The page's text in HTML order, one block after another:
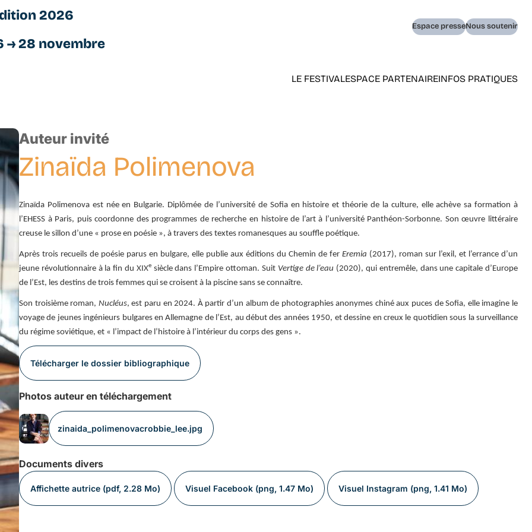
2026
→ 28 novembre
Navigation
LE FESTIVALESPACE PARTENAIREINFOS PRATIQUES
Navigation
Espace presseNous soutenir
Auteur invité
Zinaïda Polimenova
Zinaïda Polimenova est née en Bulgarie. Diplômée de l’université de Sofia en histoire et théorie de la culture, elle achève sa formation à
l’EHESS à Paris, puis coordonne des programmes de recherche en histoire de l’art à l’université Panthéon-Sorbonne. Son œuvre littéraire
creuse le sillon d’une « prose en poésie », à travers des textes romanesques au souffle poétique.
Après trois recueils de poésie parus en bulgare, elle publie aux éditions du Chemin de fer Eremia (2017), roman sur l’exil, et l’errance d’un
jeune révolutionnaire à la fin du XIXesiècle dans l’Empire ottoman. Suit Vertige de l’eau (2020), qui entremêle, dans une capitale d’Europe
de l’Est, les destins de trois femmes qui se croisent à la piscine sans se connaître.
Son troisième roman, Nucléus, est paru en 2024. À partir d’un album de photographies anonymes chiné aux puces de Sofia, elle imagine le
voyage de jeunes ingénieurs bulgares en Allemagne de l’Est, au début des années 1950, et dessine en creux le quotidien sous la surveillance
du régime soviétique, et « l’impact de l’histoire à l’intérieur du corps des gens ».
Télécharger le dossier bibliographique
Photos auteur en téléchargement
zinaida_polimenovacrobbie_lee.jpg
Documents divers
Affichette autrice (pdf, 2.28 Mo) Visuel Facebook (png, 1.47 Mo) Visuel Instagram (png, 1.41 Mo)